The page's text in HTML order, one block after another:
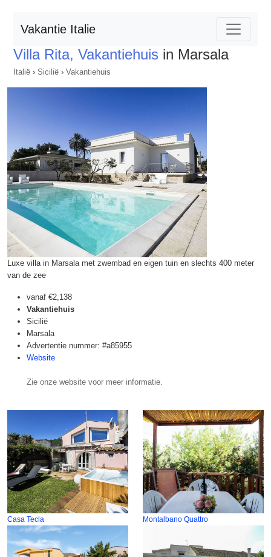
Vakantie Italie
Villa Rita, Vakantiehuis in Marsala
Italië › Sicilië › Vakantiehuis
Luxe villa in Marsala met zwembad en eigen tuin en slechts 400 meter
van de zee
vanaf €2,138
Vakantiehuis
Sicilië
Marsala
Advertentie nummer: #a85955
Website
Zie onze website voor meer informatie.
Casa Tecla Montalbano Quattro